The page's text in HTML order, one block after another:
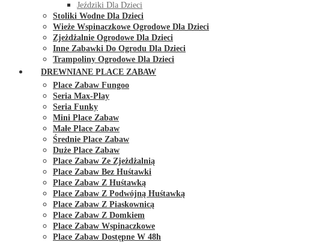
Jeździki Dla Dzieci
Stoliki Wodne Dla Dzieci
Wieże Wspinaczkowe Ogrodowe Dla Dzieci
Zjeżdżalnie Ogrodowe Dla Dzieci
Inne Zabawki Do Ogrodu Dla Dzieci
Trampoliny Ogrodowe Dla Dzieci
DREWNIANE PLACE ZABAW
Place Zabaw Fungoo
Seria Max-Play
Seria Funky
Mini Place Zabaw
Małe Place Zabaw
Średnie Place Zabaw
Duże Place Zabaw
Place Zabaw Ze Zjeżdżalnią
Place Zabaw Bez Huśtawki
Place Zabaw Z Huśtawką
Place Zabaw Z Podwójną Huśtawką
Place Zabaw Z Piaskownicą
Place Zabaw Z Domkiem
Place Zabaw Wspinaczkowe
Place Zabaw Dostępne W 48h